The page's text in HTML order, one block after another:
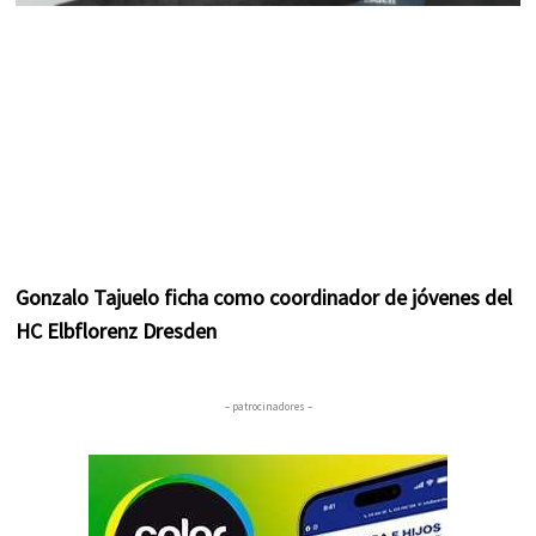
Gonzalo Tajuelo ficha como coordinador de jóvenes del
HC Elbflorenz Dresden
– patrocinadores –